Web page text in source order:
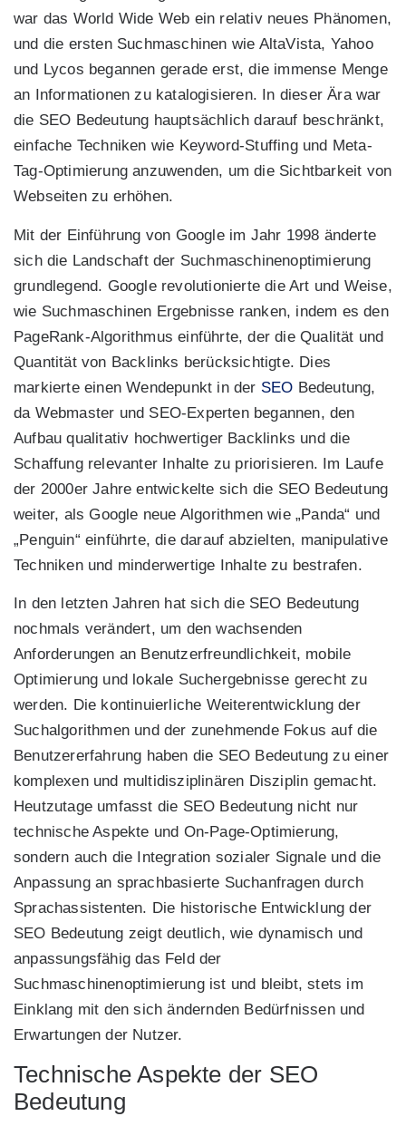
war das World Wide Web ein relativ neues Phänomen,
und die ersten Suchmaschinen wie AltaVista, Yahoo
und Lycos begannen gerade erst, die immense Menge
an Informationen zu katalogisieren. In dieser Ära war
die SEO Bedeutung hauptsächlich darauf beschränkt,
einfache Techniken wie Keyword-Stuffing und Meta-
Tag-Optimierung anzuwenden, um die Sichtbarkeit von
Webseiten zu erhöhen.
Mit der Einführung von Google im Jahr 1998 änderte
sich die Landschaft der Suchmaschinenoptimierung
grundlegend. Google revolutionierte die Art und Weise,
wie Suchmaschinen Ergebnisse ranken, indem es den
PageRank-Algorithmus einführte, der die Qualität und
Quantität von Backlinks berücksichtigte. Dies
markierte einen Wendepunkt in der SEO Bedeutung,
da Webmaster und SEO-Experten begannen, den
Aufbau qualitativ hochwertiger Backlinks und die
Schaffung relevanter Inhalte zu priorisieren. Im Laufe
der 2000er Jahre entwickelte sich die SEO Bedeutung
weiter, als Google neue Algorithmen wie „Panda“ und
„Penguin“ einführte, die darauf abzielten, manipulative
Techniken und minderwertige Inhalte zu bestrafen.
In den letzten Jahren hat sich die SEO Bedeutung
nochmals verändert, um den wachsenden
Anforderungen an Benutzerfreundlichkeit, mobile
Optimierung und lokale Suchergebnisse gerecht zu
werden. Die kontinuierliche Weiterentwicklung der
Suchalgorithmen und der zunehmende Fokus auf die
Benutzererfahrung haben die SEO Bedeutung zu einer
komplexen und multidisziplinären Disziplin gemacht.
Heutzutage umfasst die SEO Bedeutung nicht nur
technische Aspekte und On-Page-Optimierung,
sondern auch die Integration sozialer Signale und die
Anpassung an sprachbasierte Suchanfragen durch
Sprachassistenten. Die historische Entwicklung der
SEO Bedeutung zeigt deutlich, wie dynamisch und
anpassungsfähig das Feld der
Suchmaschinenoptimierung ist und bleibt, stets im
Einklang mit den sich ändernden Bedürfnissen und
Erwartungen der Nutzer.
Technische Aspekte der SEO
Bedeutung